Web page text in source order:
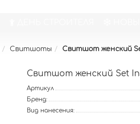
Свитшоты Свитшот женский
Свитшот женский Set
Артикул
Бренд:
Вид нанесения: